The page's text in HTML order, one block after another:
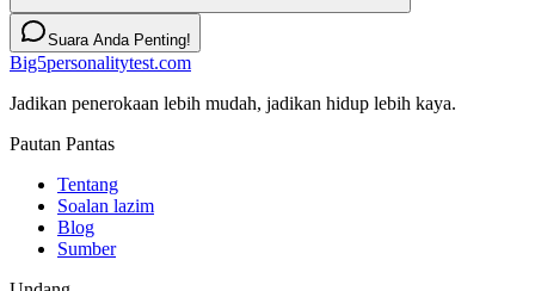
Suara Anda Penting!
Big5personalitytest.com
Jadikan penerokaan lebih mudah, jadikan hidup lebih kaya.
Pautan Pantas
Tentang
Soalan lazim
Blog
Sumber